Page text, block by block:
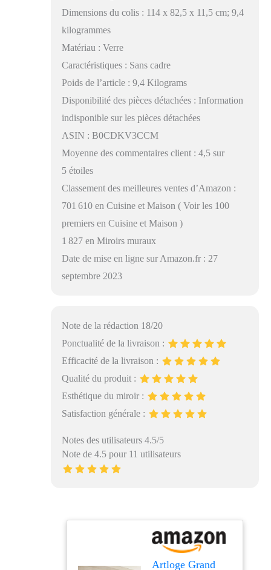
Dimensions du colis : 114 x 82,5 x 11,5 cm; 9,4
kilogrammes
Matériau : Verre
Caractéristiques : Sans cadre
Poids de l’article : 9,4 Kilograms
Disponibilité des pièces détachées : Information
indisponible sur les pièces détachées
ASIN : B0CDKV3CCM
Moyenne des commentaires client : 4,5 sur
5 étoiles
Classement des meilleures ventes d’Amazon :
701 610 en Cuisine et Maison ( Voir les 100
premiers en Cuisine et Maison )
1 827 en Miroirs muraux
Date de mise en ligne sur Amazon.fr : 27
septembre 2023
Note de la rédaction 18/20
Ponctualité de la livraison :
Efficacité de la livraison :
Qualité du produit :
Esthétique du miroir :
Satisfaction générale :
Notes des utilisateurs 4.5/5
Note de 4.5 pour 11 utilisateurs
Artloge Grand